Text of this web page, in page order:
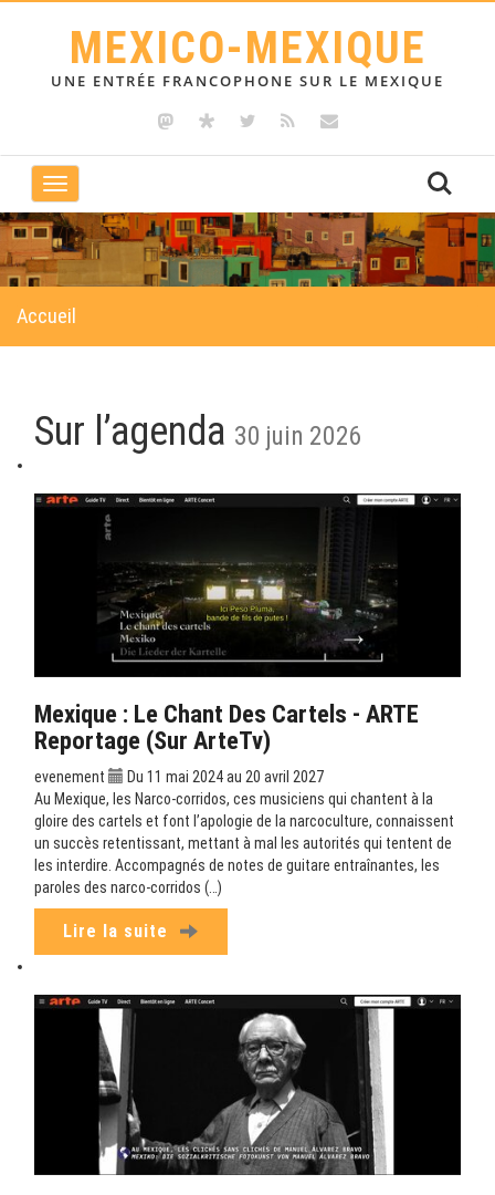
MEXICO-MEXIQUE
UNE ENTRÉE FRANCOPHONE SUR LE MEXIQUE
Toggle
navigation
Accueil
Sur l’agenda 30 juin 2026
Mexique : Le Chant Des Cartels - ARTE
Reportage (sur ArteTv)
evenement
Du 11 mai 2024 au 20 avril 2027
Au Mexique, les Narco-corridos, ces musiciens qui chantent à la
gloire des cartels et font l’apologie de la narcoculture, connaissent
un succès retentissant, mettant à mal les autorités qui tentent de
les interdire. Accompagnés de notes de guitare entraînantes, les
paroles des narco-corridos (…)
Lire la suite